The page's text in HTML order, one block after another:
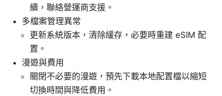
續，聯絡營運商支援。
多檔案管理異常
更新系統版本，清除緩存，必要時重建 eSIM 配
置。
漫遊與費用
關閉不必要的漫遊，預先下載本地配置檔以縮短
切換時間與降低費用。